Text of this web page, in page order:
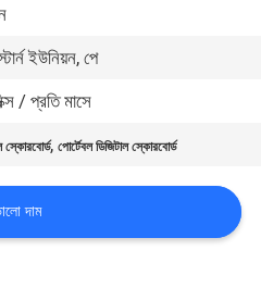
ইউনিয়ন, পে
/ প্রতি মাসে
স্কোরবোর্ড,পোর্টেবল ডিজিটাল স্কোরবোর্ড
দাম